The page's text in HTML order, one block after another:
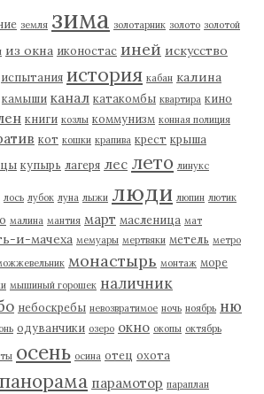
земля зима золотарник золото золотой
из окна иконостас иней искусство
испытания история кабан калина
камыши канал катакомбы квартира кино
книги козлы коммунизм конная полиция
кот кошки крапива крест крыша
купырь лагеря лес лето линукс
лось лубок луна лыжи люди люпин лютик
малина мантия март масленица мат
и-мачеха мемуары мертвяки метель метро
монастырь монтаж море
мышиный горошек наличник
небоскребы невозвратимое ночь ноябрь ню
одуванчики озеро окно окопы октябрь
осень осина отец охота
панорама парамотор параплан